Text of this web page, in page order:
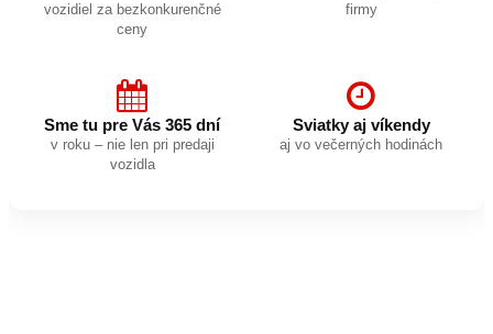
vozidiel za bezkonkurenčné
ceny
firmy
Sme tu pre Vás 365 dní
v roku – nie len pri predaji
vozidla
Sviatky aj víkendy
aj vo večerných hodinách